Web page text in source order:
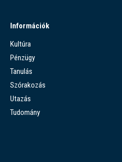
Információk
Kultúra
Pénzügy
Tanulás
Szórakozás
Utazás
Tudomány